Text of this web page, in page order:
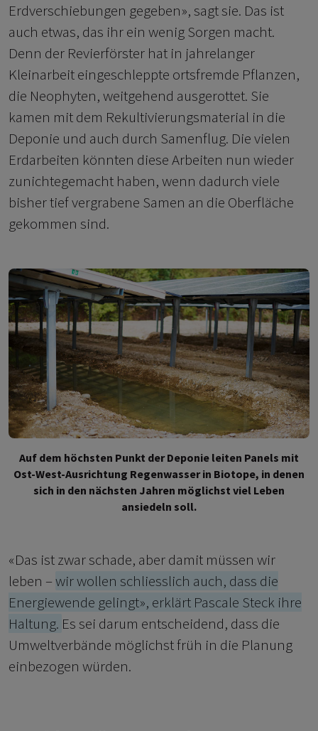
Erdverschiebungen gegeben», sagt sie. Das ist
auch etwas, das ihr ein wenig Sorgen macht.
Denn der Revierförster hat in jahrelanger
Kleinarbeit eingeschleppte ortsfremde Pflanzen,
die Neophyten, weitgehend ausgerottet. Sie
kamen mit dem Rekultivierungsmaterial in die
Deponie und auch durch Samenflug. Die vielen
Erdarbeiten könnten diese Arbeiten nun wieder
zunichtegemacht haben, wenn dadurch viele
bisher tief vergrabene Samen an die Oberfläche
gekommen sind.
Auf dem höchsten Punkt der Deponie leiten Panels mit
Ost-West-Ausrichtung Regenwasser in Biotope, in denen
sich in den nächsten Jahren möglichst viel Leben
ansiedeln soll.
«Das ist zwar schade, aber damit müssen wir
leben –wir wollen schliesslich auch, dass die
Energiewende gelingt», erklärt Pascale Steck ihre
Haltung. Es sei darum entscheidend, dass die
Umweltverbände möglichst früh in die Planung
einbezogen würden.